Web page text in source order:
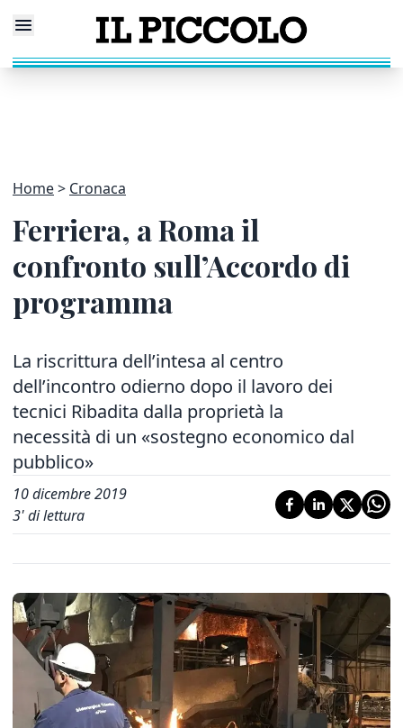
Home Cronaca
Ferriera, a Roma il
confronto sull’Accordo di
programma
La riscrittura dell’intesa al centro
dell’incontro odierno dopo il lavoro dei
tecnici Ribadita dalla proprietà la
necessità di un «sostegno economico dal
pubblico»
10 dicembre 2019
3' di lettura